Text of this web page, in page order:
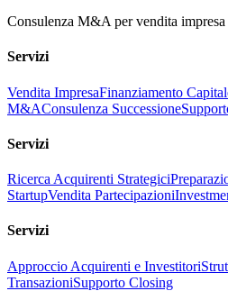
Consulenza M&A per vendita
Servizi
Vendita ImpresaFinanziamento
M&AConsulenza Successione
Servizi
Ricerca Acquirenti Strategici
StartupVendita Partecipazioni
Servizi
Approccio Acquirenti e Investitori
TransazioniSupporto Closing